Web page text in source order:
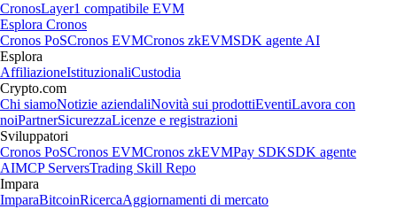
CronosLayer1 compatibile EVM
Esplora Cronos
Cronos PoSCronos EVMCronos zkEVMSDK agente AI
Esplora
AffiliazioneIstituzionaliCustodia
Crypto.com
Chi siamoNotizie aziendaliNovità sui prodottiEventiLavora con
noiPartnerSicurezzaLicenze e registrazioni
Sviluppatori
Cronos PoSCronos EVMCronos zkEVMPay SDKSDK agente
AIMCP ServersTrading Skill Repo
Impara
ImparaBitcoinRicercaAggiornamenti di mercato